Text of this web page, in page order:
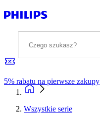
5% rabatu na pierwsze zakupy
Wszystkie serie